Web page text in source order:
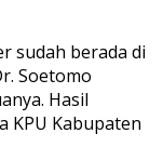
sudah berada di
Soetomo
Hasil
KPU Kabupaten